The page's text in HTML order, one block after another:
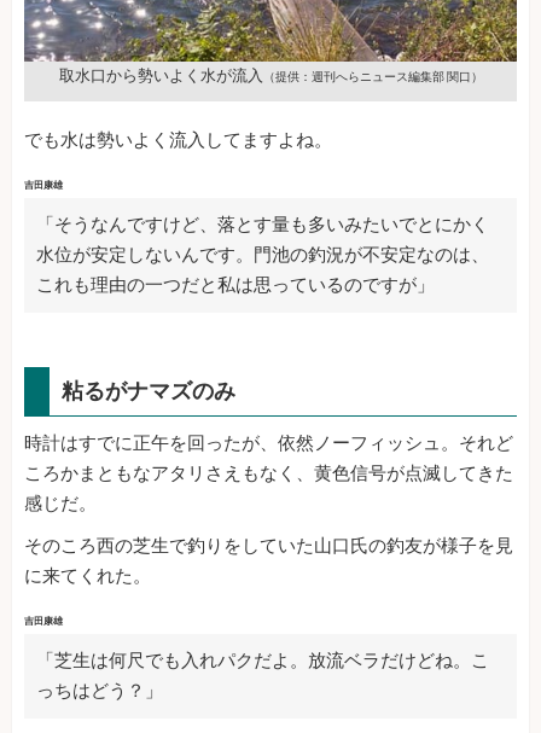
取水口から勢いよく水が流入 （提供：週刊へらニュース編集部 関口）
でも水は勢いよく流入してますよね。
吉田康雄
「そうなんですけど、落とす量も多いみたいでとにかく
水位が安定しないんです。門池の釣況が不安定なのは、
これも理由の一つだと私は思っているのですが」
粘るがナマズのみ
時計はすでに正午を回ったが、依然ノーフィッシュ。それど
ころかまともなアタリさえもなく、黄色信号が点滅してきた
感じだ。
そのころ西の芝生で釣りをしていた山口氏の釣友が様子を見
に来てくれた。
吉田康雄
「芝生は何尺でも入れパクだよ。放流ベラだけどね。こ
っちはどう？」